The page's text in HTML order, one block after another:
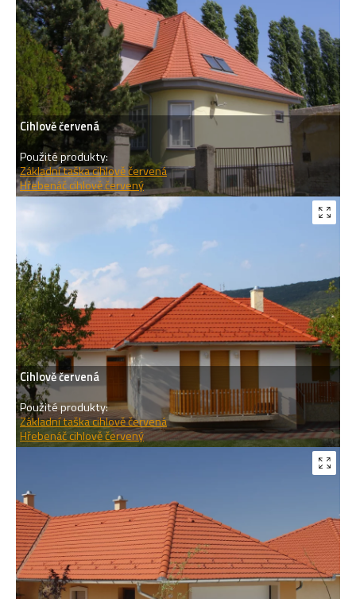
Cihlově červená
Použité produkty:
Základní taška cihlově červená
Hřebenáč cihlově červený
Cihlově červená
Použité produkty:
Základní taška cihlově červená
Hřebenáč cihlově červený